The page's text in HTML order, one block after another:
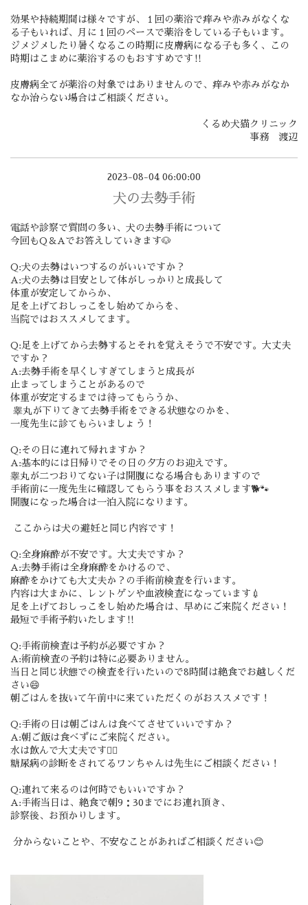
効果や持続期間は様々ですが、１回の薬浴で痒みや赤みがなくな
る子もいれば、月に１回のペースで薬浴をしている子もいます。
ジメジメしたり暑くなるこの時期に皮膚病になる子も多く、この
時期はこまめに薬浴するのもおすすめです‼️
皮膚病全てが薬浴の対象ではありませんので、痒みや赤みがなか
なか治らない場合はご相談ください。
くるめ犬猫クリニック
事務 渡辺
2023-08-04 06:00:00
犬の去勢手術
電話や診察で質問の多い、犬の去勢手術について
今回もQ＆Aでお答えしていきます🐶
Q:犬の去勢はいつするのがいいですか？
A:犬の去勢は目安として体がしっかりと成長して
体重が安定してからか、
足を上げておしっこをし始めてからを、
当院ではおススメしてます。
Q:足を上げてから去勢するとそれを覚えそうで不安です。大丈夫
ですか？
A:去勢手術を早くしすぎてしまうと成長が
止まってしまうことがあるので
体重が安定するまでは待ってもらうか、
睾丸が下りてきて去勢手術をできる状態なのかを、
一度先生に診てもらいましょう！
Q:その日に連れて帰れますか？
A:基本的には日帰りでその日の夕方のお迎えです。
睾丸が二つおりてない子は開腹になる場合もありますので
手術前に一度先生に確認してもらう事をおススメします🐕🐾
開腹になった場合は一泊入院になります。
ここからは犬の避妊と同じ内容です！
Q:全身麻酔が不安です。大丈夫ですか？
A:去勢手術は全身麻酔をかけるので、
麻酔をかけても大丈夫か？の手術前検査を行います。
内容は大まかに、レントゲンや血液検査になっています💉
足を上げておしっこをし始めた場合は、早めにご来院ください！
最短で手術予約いたします‼️
Q:手術前検査は予約が必要ですか？
A:術前検査の予約は特に必要ありません。
当日と同じ状態での検査を行いたいので8時間は絶食でお越しくだ
さい😄
朝ごはんを抜いて午前中に来ていただくのがおススメです！
Q:手術の日は朝ごはんは食べてさせていいですか？
A:朝ご飯は食べずにご来院ください。
水は飲んで大丈夫です🙆‍♀️
糖尿病の診断をされてるワンちゃんは先生にご相談ください！
Q:連れて来るのは何時でもいいですか？
A:手術当日は、絶食で朝9：30までにお連れ頂き、
診察後、お預かりします。
分からないことや、不安なことがあればご相談ください😊